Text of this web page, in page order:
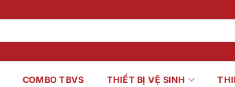
COMBO TBVS THIẾT BỊ VỆ SINH